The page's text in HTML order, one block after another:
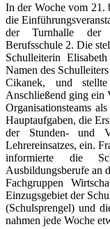
In der Woche vom 21.
die
der Turnhalle der
Berufsschule 2. Die
Schulleiterin
Namen des
Cikanek, und
Anschließend ging ein
Organisationsteams
Hauptaufgaben, die
der Stunden- und
Lehrereinsatzes, ein.
informierte die
Ausbildungsberufe an
Fachgruppen
Einzugsgebiet der
(Schulsprengel) und
nahmen jede Woche